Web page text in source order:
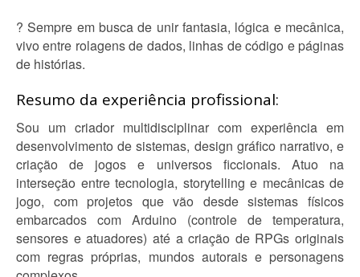
? Sempre em busca de unir fantasia, lógica e mecânica,
vivo entre rolagens de dados, linhas de código e páginas
de histórias.
Resumo da experiência profissional:
Sou um criador multidisciplinar com experiência em
desenvolvimento de sistemas, design gráfico narrativo, e
criação de jogos e universos ficcionais. Atuo na
interseção entre tecnologia, storytelling e mecânicas de
jogo, com projetos que vão desde sistemas físicos
embarcados com Arduino (controle de temperatura,
sensores e atuadores) até a criação de RPGs originais
com regras próprias, mundos autorais e personagens